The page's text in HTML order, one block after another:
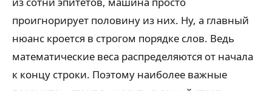
проигнорирует половину из них. Ну, а главный
нюанс кроется в строгом порядке слов. Ведь
математические веса распределяются от начала
к концу строки. Поэтому наиболее важные